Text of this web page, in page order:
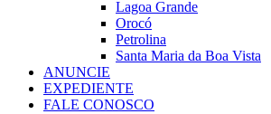
Lagoa Grande
Orocó
Petrolina
Santa Maria da Boa Vista
ANUNCIE
EXPEDIENTE
FALE CONOSCO